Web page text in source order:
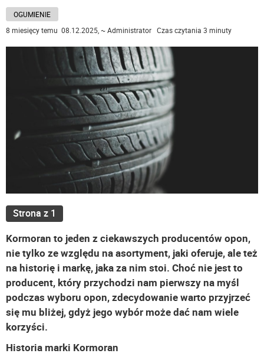
OGUMIENIE
8 miesięcy temu 08.12.2025, ~ Administrator Czas czytania 3 minuty
Strona z 1
Kormoran to jeden z ciekawszych producentów opon,
nie tylko ze względu na asortyment, jaki oferuje, ale też
na historię i markę, jaka za nim stoi. Choć nie jest to
producent, który przychodzi nam pierwszy na myśl
podczas wyboru opon, zdecydowanie warto przyjrzeć
się mu bliżej, gdyż jego wybór może dać nam wiele
korzyści.
Historia marki Kormoran